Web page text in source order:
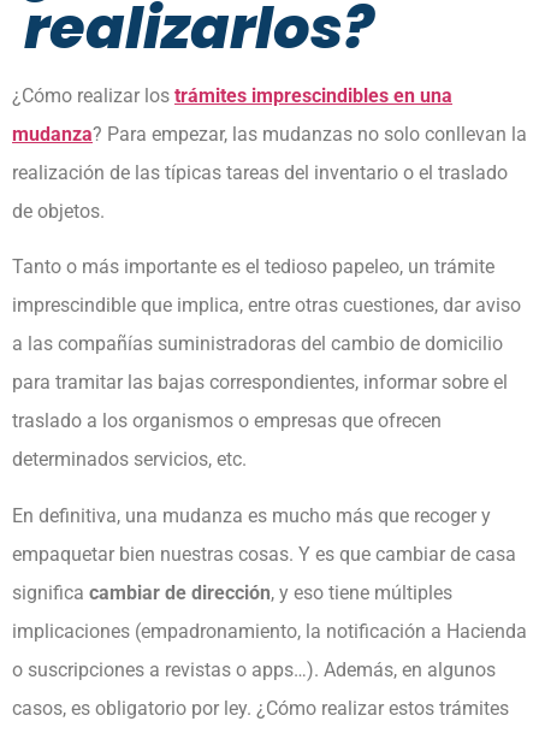
realizarlos?
¿Cómo realizar los trámites imprescindibles en una
mudanza? Para empezar, las mudanzas no solo conllevan la
realización de las típicas tareas del inventario o el traslado
de objetos.
Tanto o más importante es el tedioso papeleo, un trámite
imprescindible que implica, entre otras cuestiones, dar aviso
a las compañías suministradoras del cambio de domicilio
para tramitar las bajas correspondientes, informar sobre el
traslado a los organismos o empresas que ofrecen
determinados servicios, etc.
En definitiva, una mudanza es mucho más que recoger y
empaquetar bien nuestras cosas. Y es que cambiar de casa
significa cambiar de dirección, y eso tiene múltiples
implicaciones (empadronamiento, la notificación a Hacienda
o suscripciones a revistas o apps…). Además, en algunos
casos, es obligatorio por ley. ¿Cómo realizar estos trámites